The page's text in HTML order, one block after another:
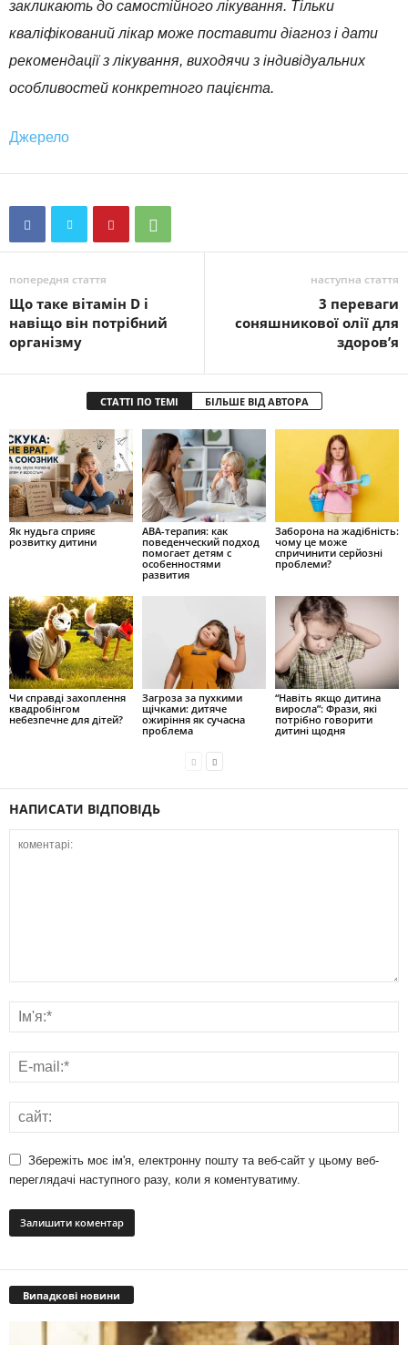
закликають до самостійного лікування. Тільки
кваліфікований лікар може поставити діагноз і дати
рекомендації з лікування, виходячи з індивідуальних
особливостей конкретного пацієнта.
Джерело
попередня стаття
Що таке вітамін D і
навіщо він потрібний
організму
наступна стаття
3 переваги
соняшникової олії для
здоров’я
СТАТТІ ПО ТЕМІ БІЛЬШЕ ВІД АВТОРА
Як нудьга сприяє
розвитку дитини
ABA-терапия: как
поведенческий подход
помогает детям с
особенностями
развития
Заборона на жадібність:
чому це може
спричинити серйозні
проблеми?
Чи справді захоплення
квадробінгом
небезпечне для дітей?
Загроза за пухкими
щічками: дитяче
ожиріння як сучасна
проблема
“Навіть якщо дитина
виросла”: Фрази, які
потрібно говорити
дитині щодня
НАПИСАТИ ВІДПОВІДЬ
Збережіть моє ім'я, електронну пошту та веб-сайт у цьому веб-
переглядачі наступного разу, коли я коментуватиму.
Випадкові новини